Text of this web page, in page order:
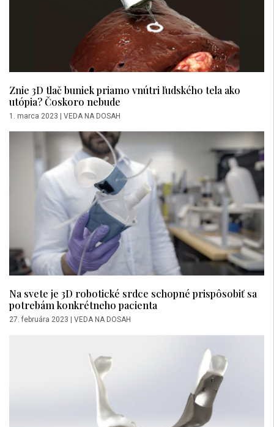
Znie 3D tlač buniek priamo vnútri ľudského tela ako
utópia? Čoskoro nebude
1. marca 2023 VEDA NA DOSAH
Na svete je 3D robotické srdce schopné prispôsobiť sa
potrebám konkrétneho pacienta
27. februára 2023 VEDA NA DOSAH